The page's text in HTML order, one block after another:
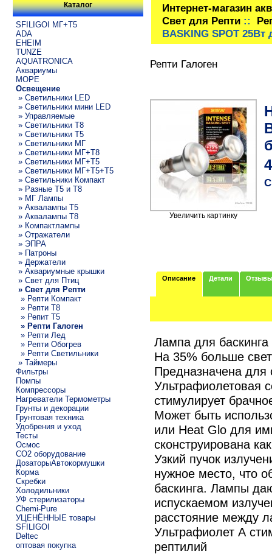
Каталог
SFILIGOI МГ+Т5
ADA
EHEIM
TUNZE
AQUATRONICA
Аквариумы
МОРЕ
Освещение
» Светильники LED
» Светильники мини LED
» Управляемые
» Светильники T8
» Светильники T5
» Светильники МГ
» Светильники МГ+T8
» Светильники МГ+T5
» Светильники МГ+T5+T5
» Светильники Компакт
» Разные T5 и T8
» МГ Лампы
» Аквалампы T5
» Аквалампы T8
» Компактлампы
» Отражатели
» ЭПРА
» Патроны
» Держатели
» Аквариумные крышки
» Свет для Птиц
» Свет для Репти
» Репти Компакт
» Репти Т8
» Репит Т5
» Репти Галоген
» Репти Лед
» Репти Обогрев
» Репти Светильники
» Таймеры
Фильтры
Помпы
Компрессоры
Нагреватели Термометры
Грунты и декорации
Грунтовая техника
Удобрения и уход
Тесты
Осмос
CO2 оборудование
ДозаторыАвтокормушки
Корма
Скребки
Холодильники
УФ стерилизаторы
Chemi-Pure
УЦЕНЁННЫЕ товары
SFILIGOI
Deltec
оптовая покупка
Интернет-магазин
Свет для Репти::
BASKING SPOT 25Вт
Репти Галоген
Увеличить картинку
Описание Детали Отзывы
Лампа для баскинга
На 35% больше
Предназначена для
Ультрафиолетовая
стимулирует
Может быть
или Heat Glo для
сконструирована
Узкий пучок
нужное место, что
баскинга. Лампы
испускаемом
расстояние между
Ультрафиолет А
рептилий